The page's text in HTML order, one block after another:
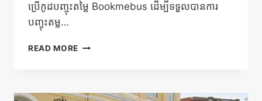
ប្រើកូដបញ្ចុះតម្លៃ Bookmebus ដើម្បីទទួលបានការ
បញ្ចុះតម្ល…
READ MORE រីករាយ
ការ